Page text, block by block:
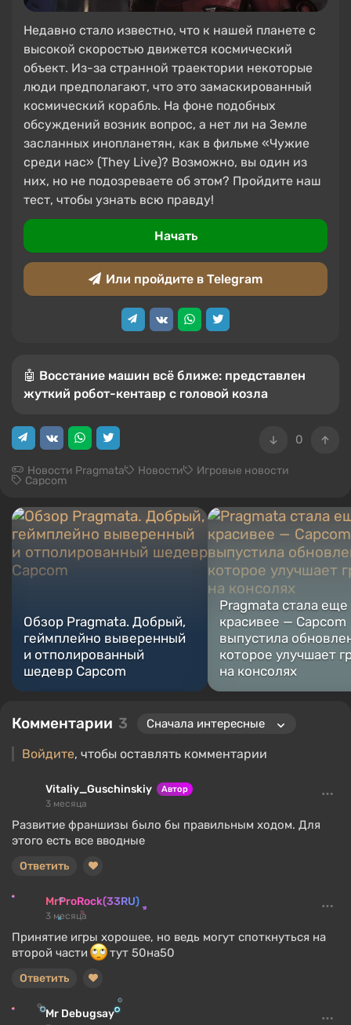
Недавно стало известно, что к нашей планете с
высокой скоростью движется космический
объект. Из-за странной траектории некоторые
люди предполагают, что это замаскированный
космический корабль. На фоне подобных
обсуждений возник вопрос, а нет ли на Земле
засланных инопланетян, как в фильме «Чужие
среди нас» (They Live)? Возможно, вы один из
них, но не подозреваете об этом? Пройдите наш
тест, чтобы узнать всю правду!
Начать
Или пройдите в Telegram
🤖 Восстание машин всё ближе: представлен
жуткий робот-кентавр с головой козла
0
Новости Pragmata Новости Игровые новости
Capcom
Обзор Pragmata. Добрый,
геймплейно выверенный
и отполированный
шедевр Capcom
Pragmata стала еще
красивее — Capcom
выпустила
которое улучшает
на консолях
Комментарии 3
Войдите, чтобы оставлять комментарии
Vitaliy_Guschinskiy Автор
3 месяца
Развитие франшизы было бы правильным ходом. Для
этого есть все вводные
Ответить
MrProRock(33RU)
3 месяца
Принятие игры хорошее, но ведь могут споткнуться на
второй части
тут 50на50
Ответить
Mr Debugsay